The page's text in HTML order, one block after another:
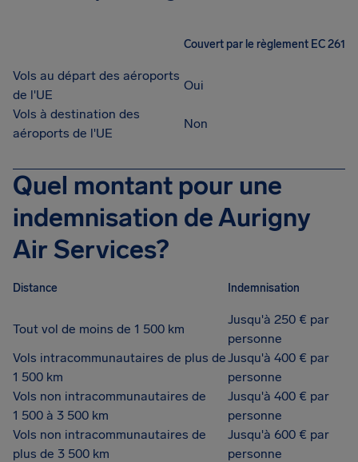
Couvert par le règlement EC 261
Vols au départ des aéroports
de l'UE
Oui
Vols à destination des
aéroports de l'UE
Non
Quel montant pour une
indemnisation de Aurigny
Air Services?
Distance Indemnisation
Tout vol de moins de 1 500 km
Jusqu'à 250 € par
personne
Vols intracommunautaires de plus de
1 500 km
Jusqu'à 400 € par
personne
Vols non intracommunautaires de
1 500 à 3 500 km
Jusqu'à 400 € par
personne
Vols non intracommunautaires de
plus de 3 500 km
Jusqu'à 600 € par
personne